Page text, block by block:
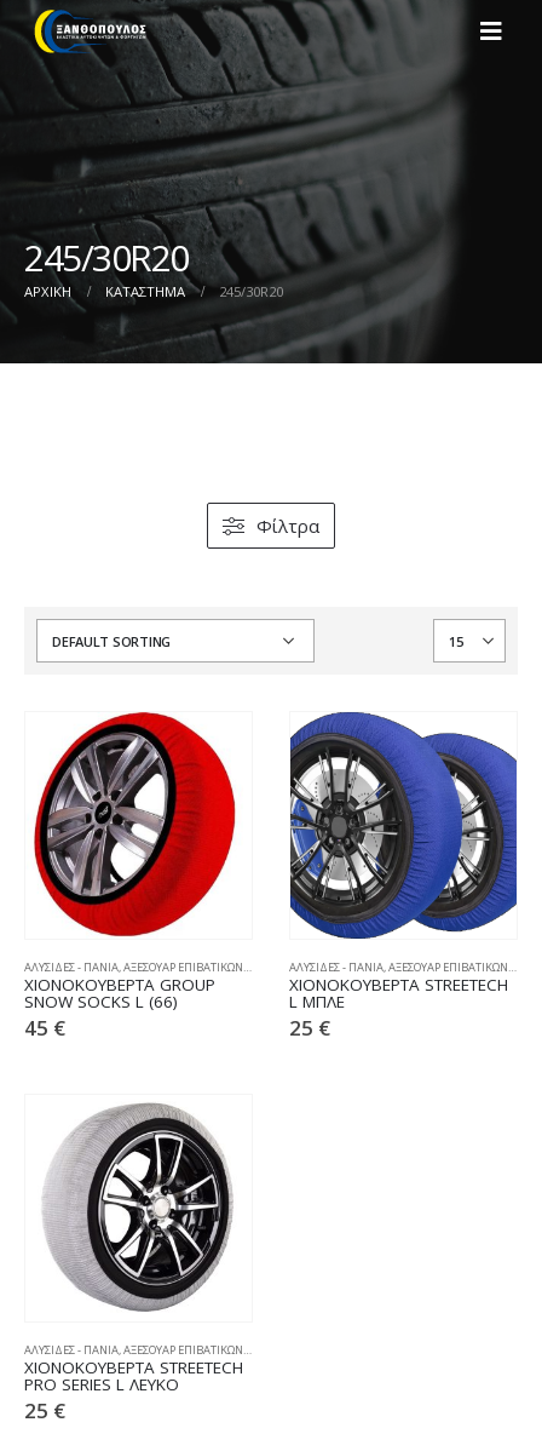
245/30R20
ΑΡΧΙΚΉ ΚΑΤΆΣΤΗΜΑ 245/30R20
Φίλτρα
ΑΛΥΣΙΔΕΣ - ΠΑΝΙΑ,ΑΞΕΣΟΥΑΡ ΕΠΙΒΑΤΙΚΩΝ,ΧΙΟΝΟΚΟΥΒΕΡΤΕΣ
ΧΙΟΝΟΚΟΥΒΕΡΤΑ GROUP
SNOW SOCKS L (66)
45 €
ΑΛΥΣΙΔΕΣ - ΠΑΝΙΑ,ΑΞΕΣΟΥΑΡ ΕΠΙΒΑΤΙΚΩΝ,
ΧΙΟΝΟΚΟΥΒΕΡΤΑ STREETECH
L ΜΠΛΕ
25 €
ΑΛΥΣΙΔΕΣ - ΠΑΝΙΑ,ΑΞΕΣΟΥΑΡ ΕΠΙΒΑΤΙΚΩΝ,ΧΙΟΝΟΚΟΥΒΕΡΤΕΣ
ΧΙΟΝΟΚΟΥΒΕΡΤΑ STREETECH
PRO SERIES L ΛΕΥΚΟ
25 €